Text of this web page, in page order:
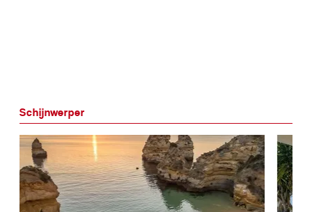
Schijnwerper